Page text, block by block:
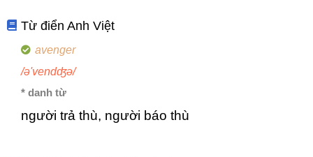
Từ điển Anh Việt
avenger
/ə'vendʤə/
* danh từ
người trả thù, người báo thù